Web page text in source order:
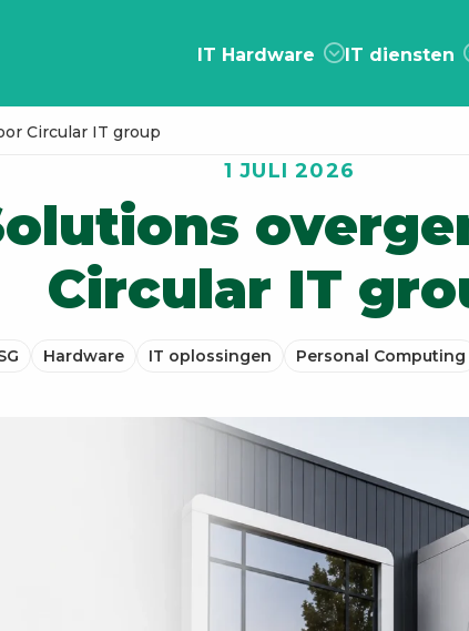
IT Hardware IT diensten
Circular IT group
1 JULI 2026
Circular IT
Hardware IT oplossingen Personal Computing